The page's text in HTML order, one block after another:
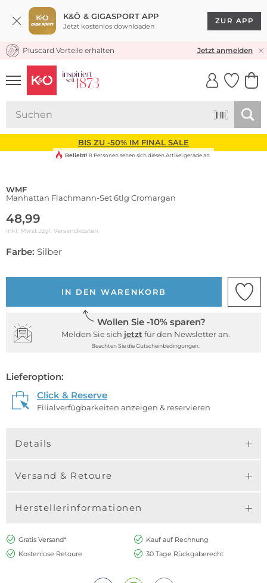
K&Ö & GIGASPORT APP
Jetzt kostenlos downloaden
ZUR APP
KOSTENLOSER VERSAND* & RÜCKVERSAND
Pluscard Vorteile erhalten Jetzt anmelden
UNSERE APP
CLICK &
BIS ZU -50% IM FINAL SALE
Beliebt! 8 Personen sehen sich diesen Artikel gerade an
WMF
Manhattan Flachmann-Set 6tlg Cromargan
48,99
inkl. Mwst zzgl. Versandkosten
Farbe: Silber
IN DEN WARENKORB
Wollen Sie -10% sparen?
Melden Sie sich jetzt für den Newsletter an.
Beachten Sie die Gutscheinbedingungen.
Lieferoption:
Click & Reserve
Filialverfügbarkeiten anzeigen & reservieren
Details
Versand & Retoure
Herstellerinformationen
Gratis Versand*
Kauf auf Rechnung
Kostenlose Retoure
30 Tage Rückgaberecht